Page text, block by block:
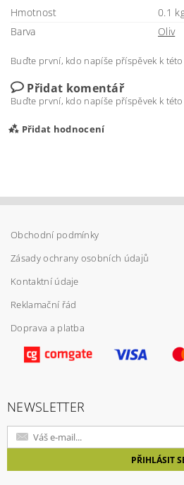
Hmotnost
0.1
Barva
Oliv
Buďte první, kdo napíše příspěvek k
Přidat komentář
Buďte první, kdo napíše příspěvek k
Přidat hodnocení
Vložením hodnocení souhlasíte
ochrany osobních údajů
Obchodní podmínky
Zásady ochrany osobních údajů
Kontaktní údaje
Reklamační řád
Doprava a platba
NEWSLETTER